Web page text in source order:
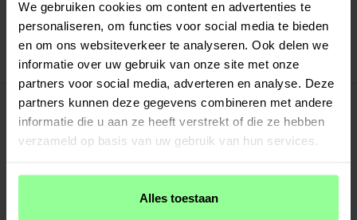
We gebruiken cookies om content en advertenties te
personaliseren, om functies voor social media te bieden
en om ons websiteverkeer te analyseren. Ook delen we
informatie over uw gebruik van onze site met onze
partners voor social media, adverteren en analyse. Deze
partners kunnen deze gegevens combineren met andere
informatie die u aan ze heeft verstrekt of die ze hebben
verzameld op basis van uw gebruik van hun services.
Alles toestaan
Veilig betalen met Klarna of Paypal
Art number:70709
PRODUCTBESCHRIJVING
Elegant en stijlvol armbandje met patroontje voor de Apple Watch Series 11
42mm. Dankzij de flexibiliteit vormt het zich naar je pols, wat zorgt voor een
perfecte pasvorm en maximaal comfort.